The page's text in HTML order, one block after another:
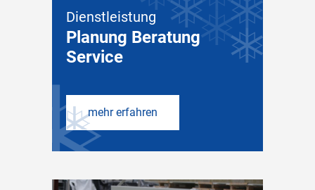
Dienstleistung
Planung Beratung
Service
mehr erfahren